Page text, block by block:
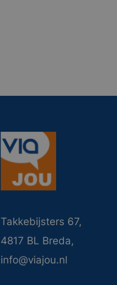
Takkebijsters 67,
4817 BL Breda,
info@viajou.nl